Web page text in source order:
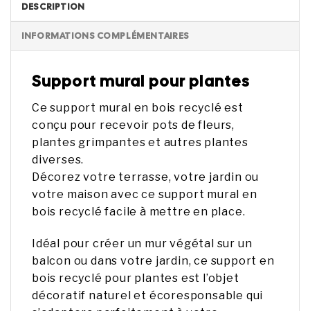
DESCRIPTION
INFORMATIONS COMPLÉMENTAIRES
Support mural pour plantes
Ce support mural en bois recyclé est
conçu pour recevoir pots de fleurs,
plantes grimpantes et autres plantes
diverses.
Décorez votre terrasse, votre jardin ou
votre maison avec ce support mural en
bois recyclé facile à mettre en place.
Idéal pour créer un mur végétal sur un
balcon ou dans votre jardin, ce support en
bois recyclé pour plantes est l’objet
décoratif naturel et écoresponsable qui